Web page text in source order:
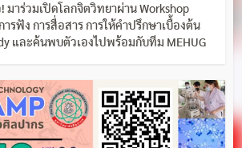
มาร่วมเปิดโลกจิตวิทยาผ่าน Workshop
รฟัง การสื่อสาร การให้คำปรึกษาเบื้องต้น
และค้นพบตัวเองไปพร้อมกับทีม MEHUG